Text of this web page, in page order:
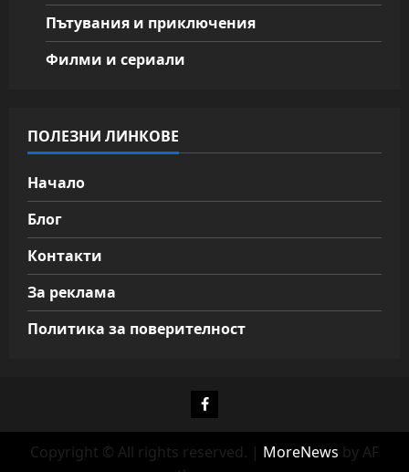
Пътувания и приключения
Филми и сериали
ПОЛЕЗНИ ЛИНКОВЕ
Начало
Блог
Контакти
За реклама
Политика за поверителност
Фейсбук
Copyright © All rights reserved. | MoreNews by AF